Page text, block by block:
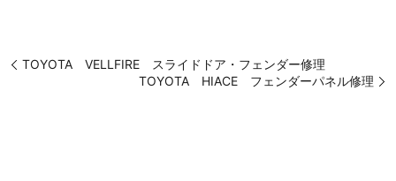
TOYOTA VELLFIRE スライドドア・フェンダー修理
TOYOTA HIACE フェンダーパネル修理